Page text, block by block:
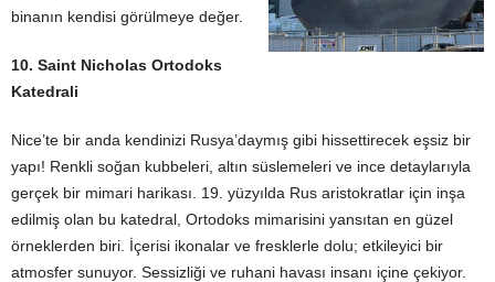
binanın kendisi görülmeye değer.
10. Saint Nicholas Ortodoks
Katedrali
Nice’te bir anda kendinizi Rusya’daymış gibi hissettirecek eşsiz bir
yapı! Renkli soğan kubbeleri, altın süslemeleri ve ince detaylarıyla
gerçek bir mimari harikası. 19. yüzyılda Rus aristokratlar için inşa
edilmiş olan bu katedral, Ortodoks mimarisini yansıtan en güzel
örneklerden biri. İçerisi ikonalar ve fresklerle dolu; etkileyici bir
atmosfer sunuyor. Sessizliği ve ruhani havası insanı içine çekiyor.